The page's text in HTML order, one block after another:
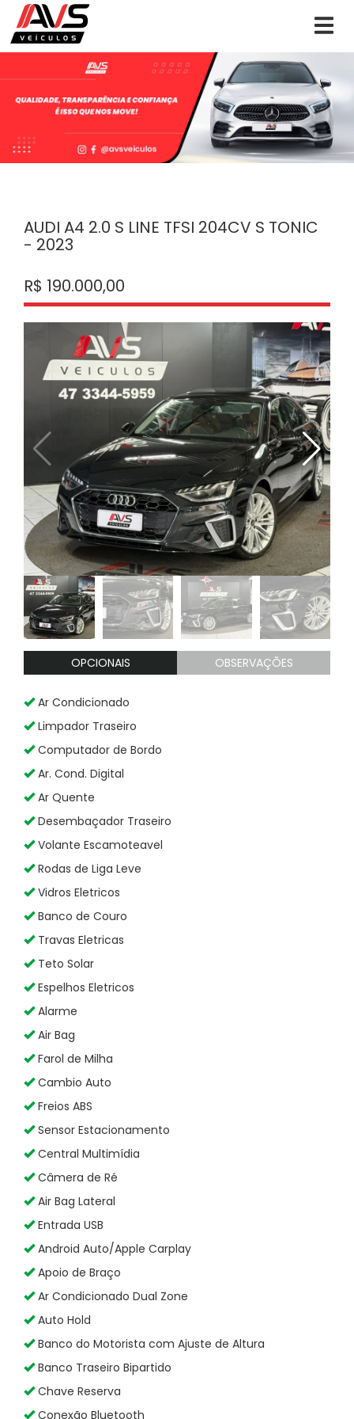
AUDI A4 2.0 S LINE TFSI 204CV S TONIC
- 2023
R$ 190.000,00
OPCIONAIS OBSERVAÇÕES
Ar Condicionado
Limpador Traseiro
Computador de Bordo
Ar. Cond. Digital
Ar Quente
Desembaçador Traseiro
Volante Escamoteavel
Rodas de Liga Leve
Vidros Eletricos
Banco de Couro
Travas Eletricas
Teto Solar
Espelhos Eletricos
Alarme
Air Bag
Farol de Milha
Cambio Auto
Freios ABS
Sensor Estacionamento
Central Multimídia
Câmera de Ré
Air Bag Lateral
Entrada USB
Android Auto/Apple Carplay
Apoio de Braço
Ar Condicionado Dual Zone
Auto Hold
Banco do Motorista com Ajuste de Altura
Banco Traseiro Bipartido
Chave Reserva
Conexão Bluetooth